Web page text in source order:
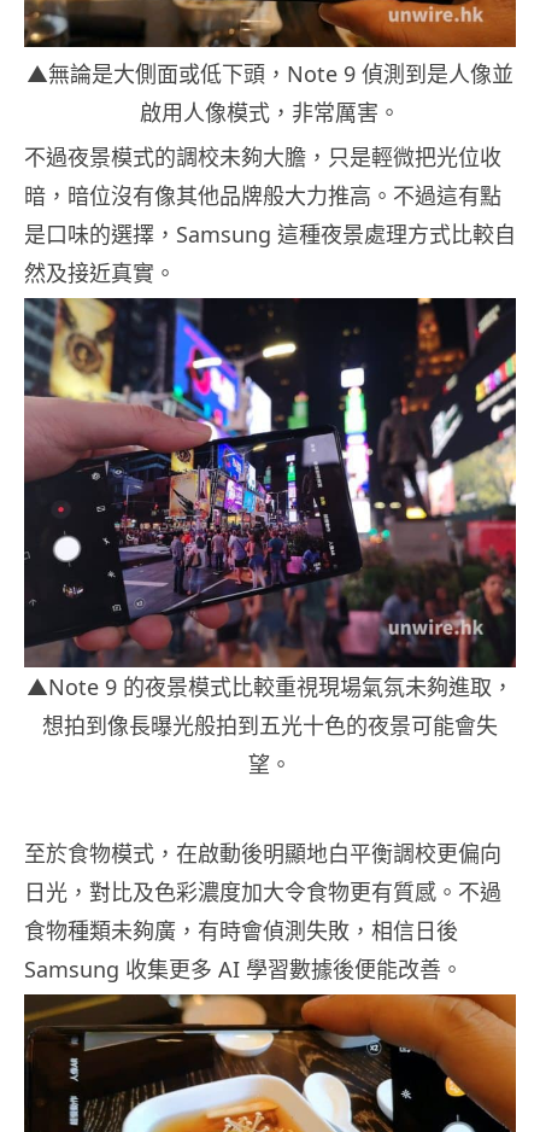
▲無論是大側面或低下頭，Note 9 偵測到是人像並
啟用人像模式，非常厲害。
不過夜景模式的調校未夠大膽，只是輕微把光位收
暗，暗位沒有像其他品牌般大力推高。不過這有點
是口味的選擇，Samsung 這種夜景處理方式比較自
然及接近真實。
▲Note 9 的夜景模式比較重視現場氣氛未夠進取，
想拍到像長曝光般拍到五光十色的夜景可能會失
望。
至於食物模式，在啟動後明顯地白平衡調校更偏向
日光，對比及色彩濃度加大令食物更有質感。不過
食物種類未夠廣，有時會偵測失敗，相信日後
Samsung 收集更多 AI 學習數據後便能改善。